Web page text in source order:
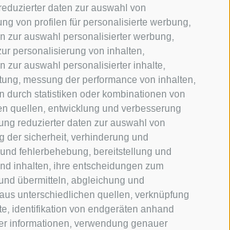
daten zur auswahl von
von profilen für personalisierte werbung,
zur auswahl personalisierter werbung,
personalisierung von inhalten,
zur auswahl personalisierter inhalte,
messung der performance von inhalten,
durch statistiken oder kombinationen von
quellen, entwicklung und verbesserung
reduzierter daten zur auswahl von
der sicherheit, verhinderung und
fehlerbehebung, bereitstellung und
inhalten, ihre entscheidungen zum
übermitteln, abgleichung und
unterschiedlichen quellen, verknüpfung
identifikation von endgeräten anhand
informationen, verwendung genauer